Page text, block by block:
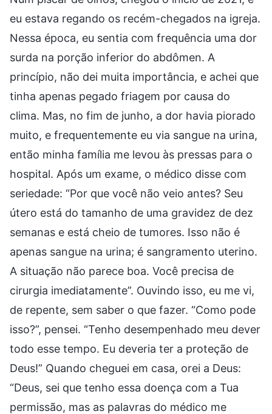
eu estava regando os recém-chegados na igreja.
Nessa época, eu sentia com frequência uma dor
surda na porção inferior do abdômen. A
princípio, não dei muita importância, e achei que
tinha apenas pegado friagem por causa do
clima. Mas, no fim de junho, a dor havia piorado
muito, e frequentemente eu via sangue na urina,
então minha família me levou às pressas para o
hospital. Após um exame, o médico disse com
seriedade: “Por que você não veio antes? Seu
útero está do tamanho de uma gravidez de dez
semanas e está cheio de tumores. Isso não é
apenas sangue na urina; é sangramento uterino.
A situação não parece boa. Você precisa de
cirurgia imediatamente”. Ouvindo isso, eu me vi,
de repente, sem saber o que fazer. “Como pode
isso?”, pensei. “Tenho desempenhado meu dever
todo esse tempo. Eu deveria ter a proteção de
Deus!” Quando cheguei em casa, orei a Deus:
“Deus, sei que tenho essa doença com a Tua
permissão, mas as palavras do médico me